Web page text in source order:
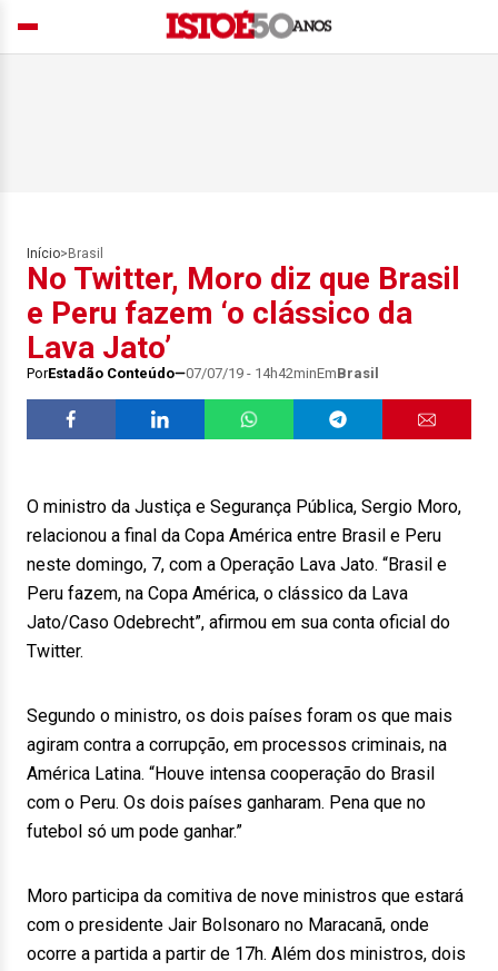
Início> Brasil
No Twitter, Moro diz que Brasil
e Peru fazem ‘o clássico da
Lava Jato’
PorEstadão Conteúdo 07/07/19 - 14h42minEmBrasil
O ministro da Justiça e Segurança Pública, Sergio Moro,
relacionou a final da Copa América entre Brasil e Peru
neste domingo, 7, com a Operação Lava Jato. “Brasil e
Peru fazem, na Copa América, o clássico da Lava
Jato/Caso Odebrecht”, afirmou em sua conta oficial do
Twitter.
Segundo o ministro, os dois países foram os que mais
agiram contra a corrupção, em processos criminais, na
América Latina. “Houve intensa cooperação do Brasil
com o Peru. Os dois países ganharam. Pena que no
futebol só um pode ganhar.”
Moro participa da comitiva de nove ministros que estará
com o presidente Jair Bolsonaro no Maracanã, onde
ocorre a partida a partir de 17h. Além dos ministros, dois